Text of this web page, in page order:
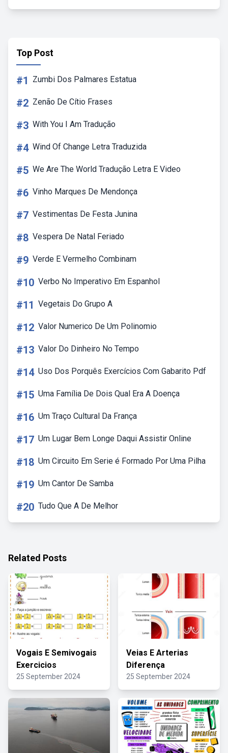
Top Post
#1 Zumbi Dos Palmares Estatua
#2 Zenão De Cítio Frases
#3 With You I Am Tradução
#4 Wind Of Change Letra Traduzida
#5 We Are The World Tradução Letra E Video
#6 Vinho Marques De Mendonça
#7 Vestimentas De Festa Junina
#8 Vespera De Natal Feriado
#9 Verde E Vermelho Combinam
#10 Verbo No Imperativo Em Espanhol
#11 Vegetais Do Grupo A
#12 Valor Numerico De Um Polinomio
#13 Valor Do Dinheiro No Tempo
#14 Uso Dos Porquês Exercícios Com Gabarito Pdf
#15 Uma Família De Dois Qual Era A Doença
#16 Um Traço Cultural Da França
#17 Um Lugar Bem Longe Daqui Assistir Online
#18 Um Circuito Em Serie é Formado Por Uma Pilha
#19 Um Cantor De Samba
#20 Tudo Que A De Melhor
Related Posts
Vogais E Semivogais
Exercicios
25 September 2024
Veias E Arterias
Diferença
25 September 2024